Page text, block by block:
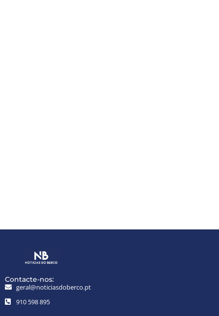
Contacte-nos:
geral@noticiasdoberco.pt
910 598 895